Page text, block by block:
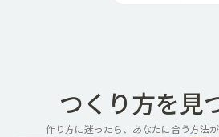
つくり方を見
作り方に迷ったら、あなたに合う方法が